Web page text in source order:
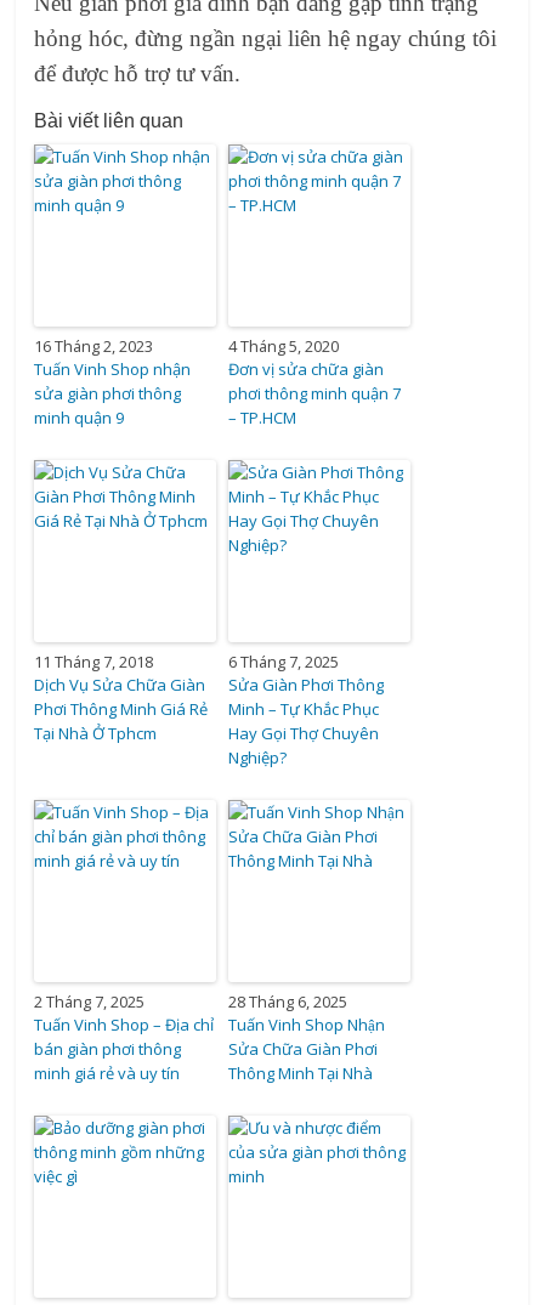
hỏng hóc, đừng ngần ngại liên hệ ngay chúng tôi
để được hỗ trợ tư vấn.
Bài viết liên quan
16 Tháng 2, 2023
Tuấn Vinh Shop nhận
sửa giàn phơi thông
minh quận 9
4 Tháng 5, 2020
Đơn vị sửa chữa giàn
phơi thông minh quận 7
– TP.HCM
11 Tháng 7, 2018
Dịch Vụ Sửa Chữa Giàn
Phơi Thông Minh Giá Rẻ
Tại Nhà Ở Tphcm
6 Tháng 7, 2025
Sửa Giàn Phơi Thông
Minh – Tự Khắc Phục
Hay Gọi Thợ Chuyên
Nghiệp?
2 Tháng 7, 2025
Tuấn Vinh Shop – Địa chỉ
bán giàn phơi thông
minh giá rẻ và uy tín
28 Tháng 6, 2025
Tuấn Vinh Shop Nhận
Sửa Chữa Giàn Phơi
Thông Minh Tại Nhà